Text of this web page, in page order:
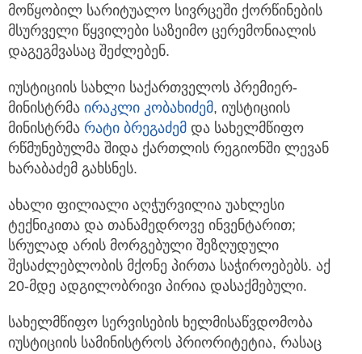
მოწყობილ სარიტუალო სივრცეში ქორწინების
მსურველი წყვილები საზეიმო ცერემონიალის
დაგეგმვასაც შეძლებენ.
იუსტიციის სახლი საქართველოს პრემიერ-
მინისტრმა ირაკლი კობახიძემ, იუსტიციის
მინისტრმა რატი ბრეგაძემ და სახელმწიფო
რწმუნებულმა შიდა ქართლის რეგიონში ლევან
ხარაბაძემ გახსნეს.
ახალი ფილიალი აღჭურვილია უახლესი
ტექნიკითა და თანამედროვე ინვენტარით;
სრულად არის მორგებული შეზღუდული
შესაძლებლობის მქონე პირთა საჭიროებებს. აქ
20-მდე ადგილობრივი პირია დასაქმებული.
სახელმწიფო სერვისების ხელმისაწვდომობა
იუსტიციის სამინისტროს პრიორიტეტია, რასაც